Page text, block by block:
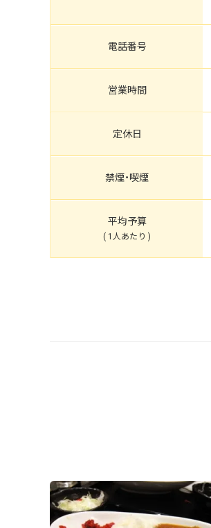
電話番号
営業時間
定休日
禁煙・喫煙
平均予算
( 1人あたり )